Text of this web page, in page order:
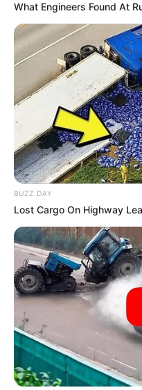
What Engineers Found At
BUZZ DAY
Lost Cargo On Highway